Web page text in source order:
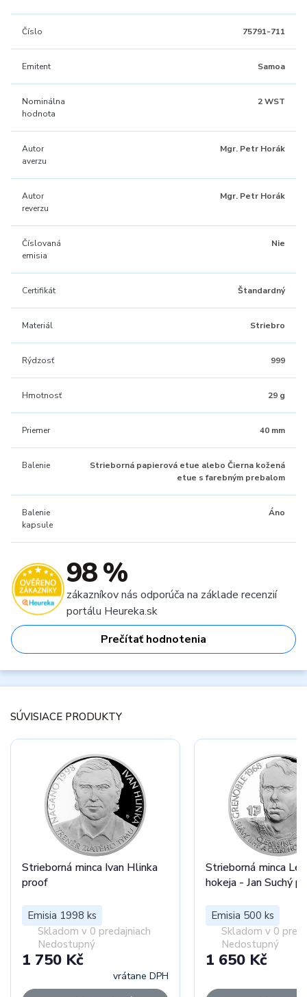
Číslo 75791-711
Emitent Samoa
Nominálna
hodnota
2 WST
Autor
averzu
Mgr. Petr Horák
Autor
reverzu
Mgr. Petr Horák
Číslovaná
emisia
Nie
Certifikát Štandardný
Materiál Striebro
Rýdzosť 999
Hmotnosť 29 g
Priemer 40 mm
Balenie
Strieborná papierová etue alebo Čierna kožená
etue s farebným prebalom
Balenie
kapsule
Áno
98 %
zákazníkov nás odporúča na základe recenzií
portálu Heureka.sk
Prečítať hodnotenia
SÚVISIACE PRODUKTY
Strieborná minca Ivan Hlinka
proof
Emisia 1998 ks
Skladom v 0 predajniach
Nedostupný
1 750 Kč
vrátane DPH
Strieborná minca
hokeja - Jan Suchý
Emisia 500 ks
Skladom v 0
Nedostupný
1 650 Kč